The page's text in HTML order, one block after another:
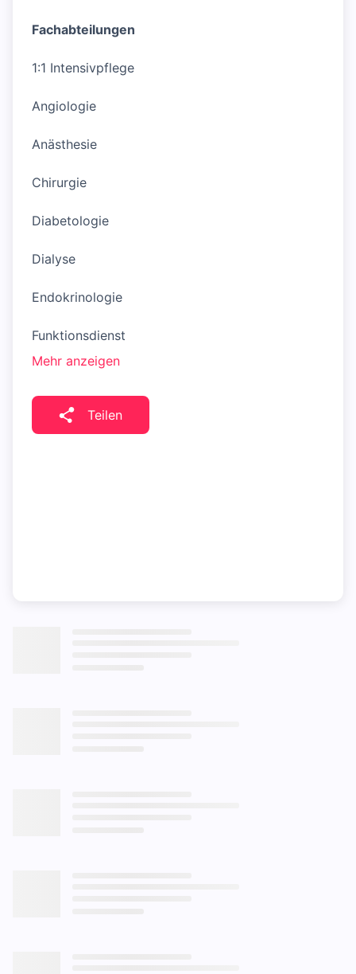
Fachabteilungen
1:1 Intensivpflege
Angiologie
Anästhesie
Chirurgie
Diabetologie
Dialyse
Endokrinologie
Funktionsdienst
Mehr anzeigen
Teilen